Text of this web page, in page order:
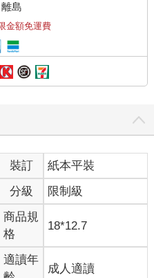
島
金額免運費
裝訂
紙本平裝
分級 限制級
商品規
格
18*12.7
適讀年
成人適讀